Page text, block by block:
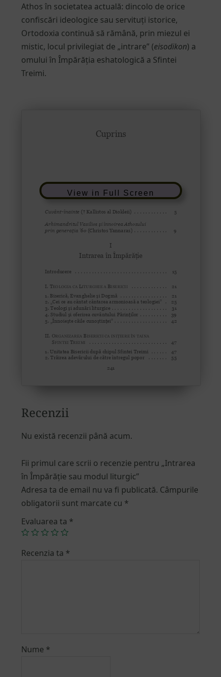
Athos în societatea actuală: dincolo de orice
confiscări ideologice sau servituți istorice,
Ortodoxia continuă să rămână, prin miezul ei
mistic, locul privilegiat de „intrare” (eisodikon) a
omului în Împărăția eshatologică a Sfintei
Treimi.
View in Full Screen
Recenzii
Nu există recenzii până acum.
Fii primul care scrii o recenzie pentru „Intrarea
în Împărăție sau modul liturgic”
Adresa ta de email nu va fi publicată. Câmpurile
obligatorii sunt marcate cu *
Evaluarea ta *
Recenzia ta *
Nume *